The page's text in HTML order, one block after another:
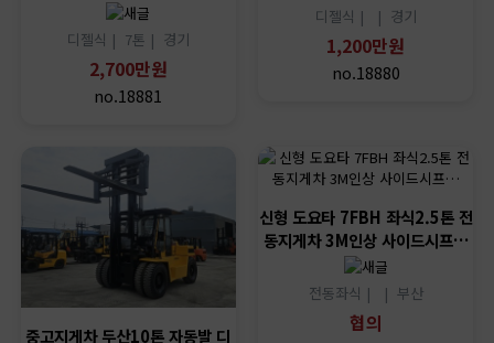
디젤식 | 7톤 | 경기
2,700만원
no.18881
디젤식 | | 경기
1,200만원
no.18880
중고지게차 두산10톤 자동발 디
신형 도요타 7FBH 좌식2.5톤 전
동지게차 3M인상 사이드시프…
전동좌식 | | 부산
협의